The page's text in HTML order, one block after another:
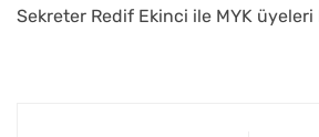
Sekreter Redif Ekinci ile MYK üyeleri